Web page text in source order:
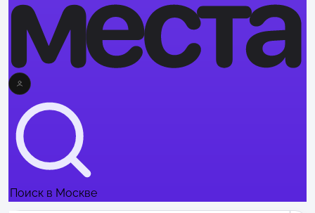
Поиск в Москве